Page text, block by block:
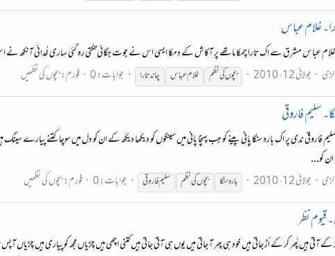
غلام عباس
غلام عباس مشرق سے اِک تارا چمکا ماتھے پر آکاش کے دمکا ایسی اس نے جوت جگائی تکتی رہ گئی ساری خُدائی آنکھ
لڑی جولائی 12، 2010 بچوںکینظم غلام عباس چاند تارا جوابات: 0 فورم:بچوں کی نظمیں
سلیم فاروقی
فاروقی ندی پر اک بارہ سنگا پانی پینے کو جب پہنچا پانی میں سینگوں کو دیکھا دیکھ کے ان کو دل میں سوچا
کو...
لڑی جولائی 12، 2010 بارہ سنگا بچوںکینظم سلیم فاروقی جوابات: 0 فورم:بچوں کی نظمیں
قیوم نظر
آتی ہیں پُھر کر کے اُڑ جاتی ہیں خود ہی پھر آ جاتی ہیں یوں ہی آتی جاتی ہیں کتنی اچھی ہیں چِڑیاں مجھ کو پیاری ہیں چِڑیاں